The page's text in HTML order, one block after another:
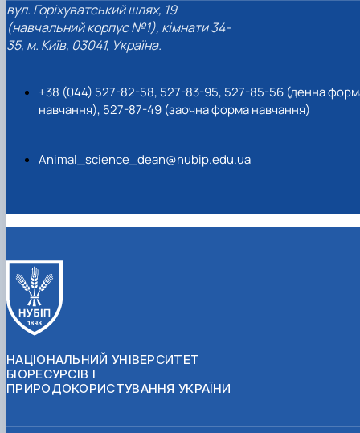
вул. Горіхуватський шлях, 19
(навчальний корпус №1), кімнати 34-
35, м. Київ, 03041, Україна.
+38 (044) 527-82-58, 527-83-95, 527-85-56 (денна
навчання), 527-87-49 (заочна форма навчання)
Animal_science_dean@nubip.edu.ua
НАЦІОНАЛЬНИЙ УНІВЕРСИТЕТ
БІОРЕСУРСІВ І
ПРИРОДОКОРИСТУВАННЯ УКРАЇНИ